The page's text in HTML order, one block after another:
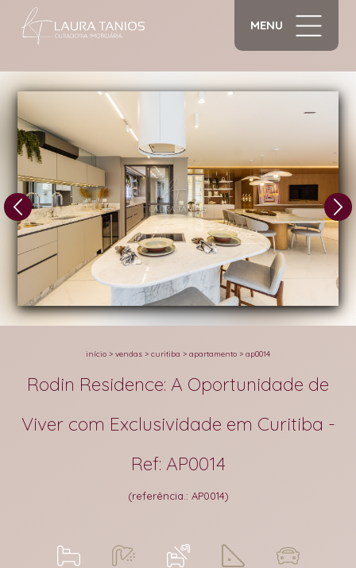
MENU
início > vendas > curitiba > apartamento > ap0014
Rodin Residence: A Oportunidade de
Viver com Exclusividade em Curitiba -
Ref: AP0014
(referência.: AP0014)